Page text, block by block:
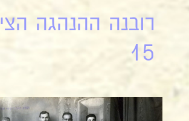
רובנה ההנהגה
15